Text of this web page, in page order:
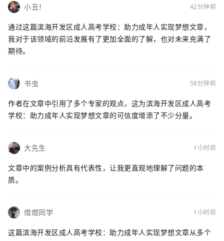
小丑！ 42分钟前
通过这篇滨海开发区成人高考学校：助力成年人实现梦想文章，
我对于该领域的前沿发展有了更加全面的了解，也对未来充满了
期待。
书虫 58分钟前
作者在文章中引用了多个专家的观点，这为滨海开发区成人高考
学校：助力成年人实现梦想文章的可信度增添了不少分量。
大先生 1小时前
文章中的案例分析具有代表性，让我更直观地理解了问题的本
质。
煜煜同学 1小时前
这篇滨海开发区成人高考学校：助力成年人实现梦想文章从多个